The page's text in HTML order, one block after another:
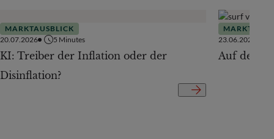
MARKTAUSBLICK
20.07.2026
5 Minutes
KI: Treiber der Inflation oder der
Disinflation?
23.06.2026
Auf der